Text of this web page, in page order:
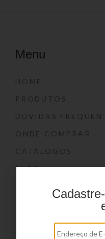
Menu
HOME
PRODUTOS
DÚVIDAS
ONDE COMPRAR
CATÁLOGOS
BLOG